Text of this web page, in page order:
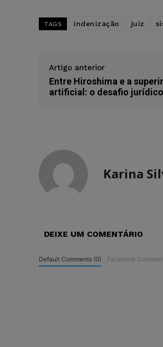
TAGS Indenização juiz
Artigo anterior
Entre Hiroshima e a
artificial: o desafio
Karina
DEIXE UM COMENTÁRIO
Default Comments (0) Facebook